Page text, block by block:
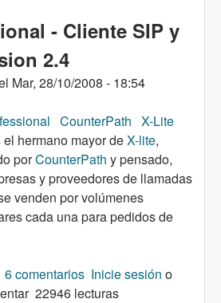
- Cliente SIP y
2.4
Mar, 28/10/2008 - 18:54
CounterPath X-Lite
el hermano mayor deX-lite,
porCounterPath y pensado,
y proveedores de llamadas
venden por volúmenes
cada una para pedidos de
Professional - Cliente SIP y Jabber -
6 comentarios Inicie sesión o
22946 lecturas